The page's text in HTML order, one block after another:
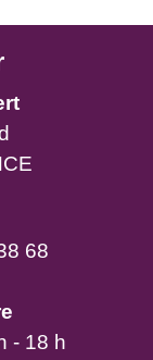
68
- 18 h